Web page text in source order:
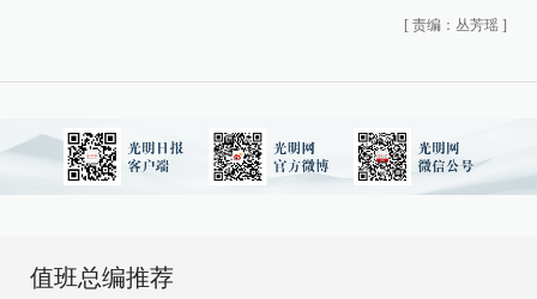
[ 责编：丛芳瑶 ]
值班总编推荐